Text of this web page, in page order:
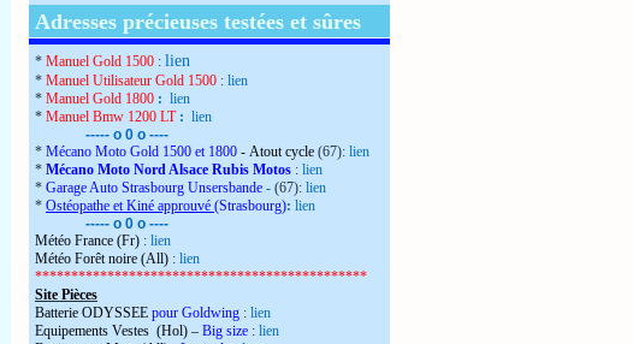
Adresses précieuses testées et sûres
* Manuel Gold 1500 : lien
* Manuel Utilisateur Gold 1500 : lien
* Manuel Gold 1800 : lien
* Manuel Bmw 1200 LT: lien
----- o 0 o ----
* Mécano Moto Gold 1500 et 1800 - Atout cycle (67): lien
* Mécano Moto Nord Alsace Rubis Motos : lien
* Garage Auto Strasbourg Unsersbande - (67): lien
* Ostéopathe et Kiné approuvé (Strasbourg): lien
----- o 0 o ----
Météo France (Fr) : lien
Météo Forêt noire (All) : lien
**********************************************
Site Pièces
Batterie ODYSSEE pour Goldwing : lien
Equipements Vestes (Hol) – Big size : lien